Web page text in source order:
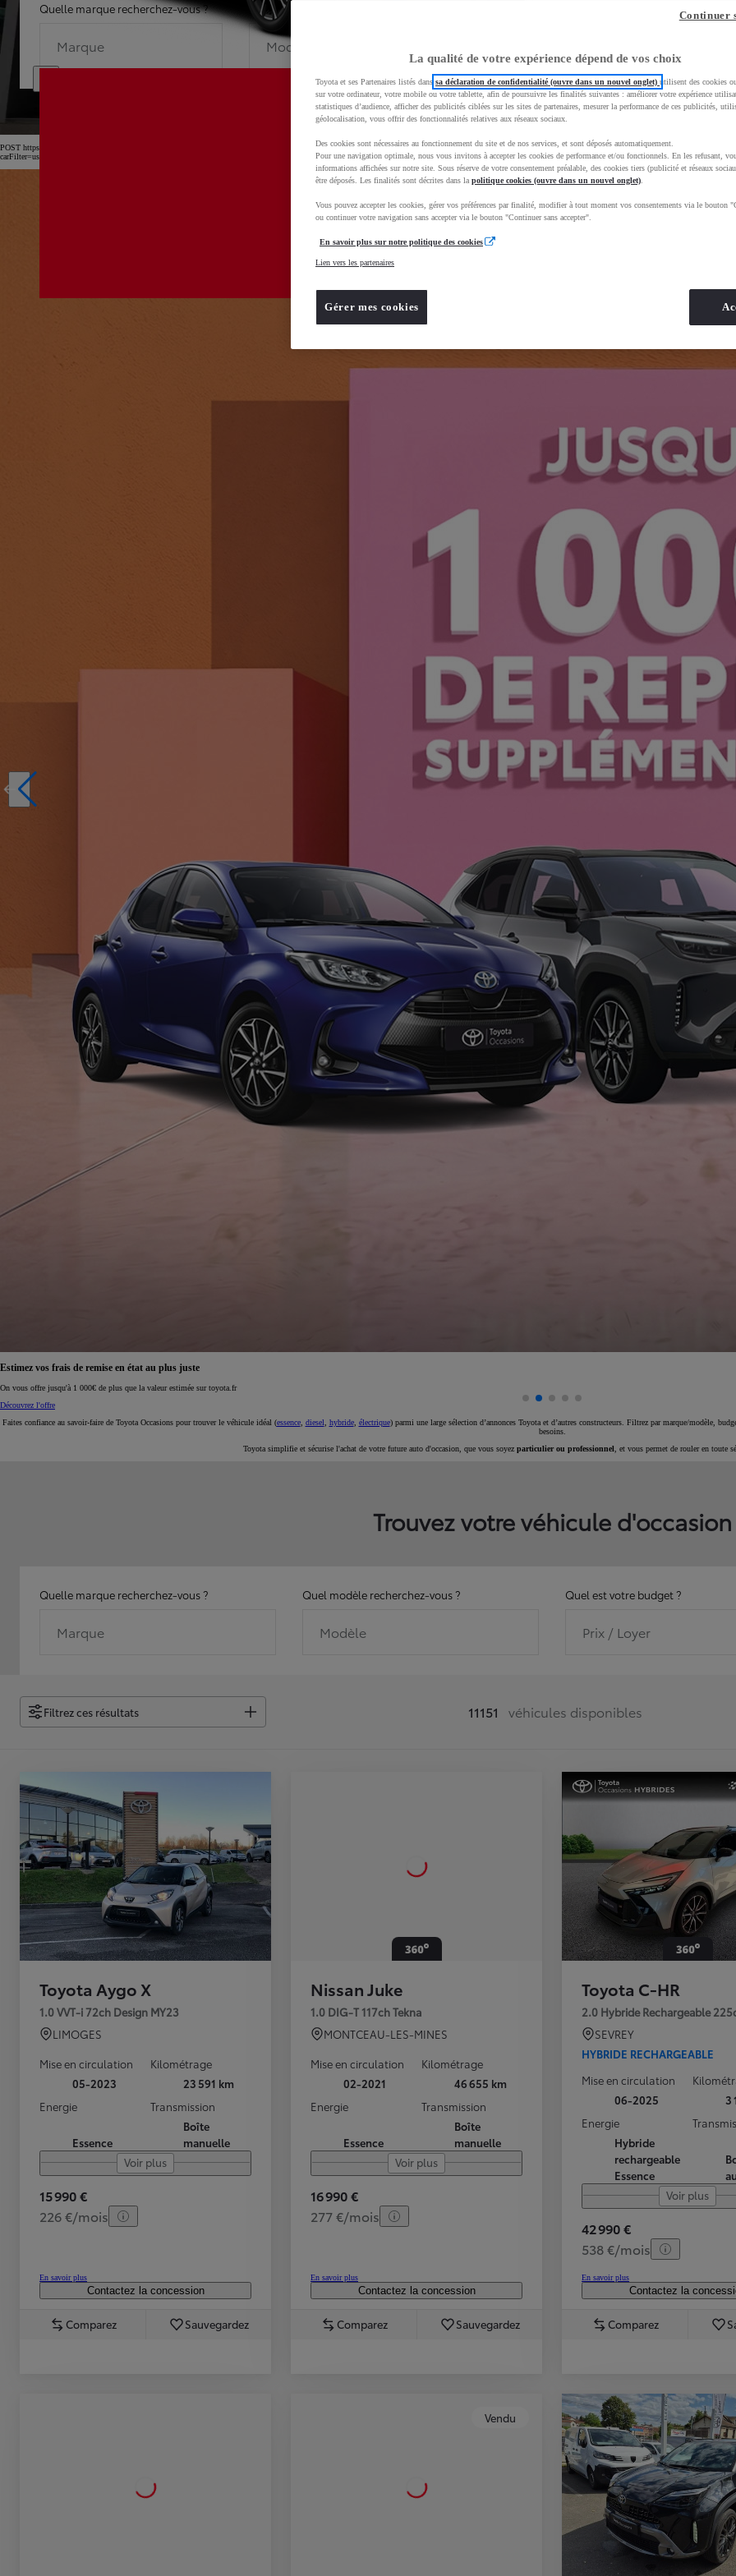
Nouvelle Yaris Cross
Disponible prochainement
Quelle marque recherchez-vous ?
Marque
Quel modèle recherchez-vous ?
Modèle
Dans quelle
POST https://usc-webcomponents.toyota-europe.com/v1/car-filter-header/fr/fr?
Estimez vos frais de remise en état au plus juste
On vous offre jusqu'à 1 000€ de plus que la valeur estimée sur toyota.fr
Découvrez l'offre
Faites confiance au savoir-faire de Toyota Occasions pour trouver le véhicule idéal (essence, diesel hybride, électrique) parmi une large sélection d’annonces Toyota et d’autres constructeurs. Filtrez par marque/modèle,
besoins.
Toyota simplifie et sécurise l'achat de votre future auto d'occasion, que vous soyez particulier ou professionnel , et vous permet de rouler en toute
Trouvez votre véhicule d'occasion
Quelle marque recherchez-vous ?
Marque
Quel modèle recherchez-vous ?
Modèle
Quel est votre budget ?
Prix / Loyer
Filtrez ces résultats 11151 véhicules disponibles
Toyota Aygo X
1.0 VVT-i 72ch Design MY23
LIMOGES
Mise en circulation
05-2023
Kilométrage
23 591 km
Energie
Essence
Transmission
Boîte
manuelle
Voir plus
15 990 €
226 €/mois
En savoir plus
Contactez la concession
Comparez Sauvegardez
Nissan Juke
1.0 DIG-T 117ch Tekna
MONTCEAU-LES-MINES
Mise en circulation
02-2021
Kilométrage
46 655 km
Energie
Essence
Transmission
Boîte
manuelle
Voir plus
16 990 €
277 €/mois
En savoir plus
Contactez la concession
Comparez Sauvegardez
Toyota C-HR
2.0 Hybride Rechargeable
SEVREY
HYBRIDE RECHARGEABLE
Mise en circulation
06-2025
3
Energie
Hybride
rechargeable
Essence
Voir plus
42 990 €
538 €/mois
En savoir plus
Contactez la
Comparez
Vendu
La qualité de votre expérience dépend de vos choix
Toyota et ses Partenaires listés dans sa déclaration de confidentialité (ouvre dans un nouvel onglet) utilisent des cookies
sur votre ordinateur, votre mobile ou votre tablette, afin de poursuivre les finalités suivantes : améliorer votre expérience
statistiques d’audience, afficher des publicités ciblées sur les sites de partenaires, mesurer la performance de ces publicités,
géolocalisation, vous offrir des fonctionnalités relatives aux réseaux sociaux.
Des cookies sont nécessaires au fonctionnement du site et de nos services, et sont déposés automatiquement.
Pour une navigation optimale, nous vous invitons à accepter les cookies de performance et/ou fonctionnels. En les refusant,
informations affichées sur notre site. Sous réserve de votre consentement préalable, des cookies tiers (publicité et réseaux
être déposés. Les finalités sont décrites dans la politique cookies (ouvre dans un nouvel onglet)
Vous pouvez accepter les cookies, gérer vos préférences par finalité, modifier à tout moment vos consentements via le bouton
ou continuer votre navigation sans accepter via le bouton "Continuer sans accepter".
En savoir plus sur notre politique des cookies
Lien vers les partenaires
Gérer mes cookies
Continuer